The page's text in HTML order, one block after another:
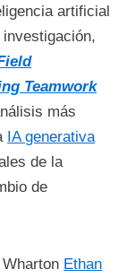
artificial
Teamwork
más
IA generativa
de la
de
Ethan